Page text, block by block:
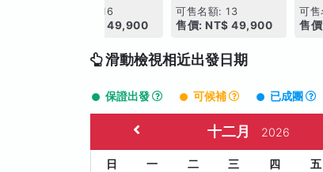
可售名額: 16
售價: NT$ 49,900
可售名額: 13
售價: NT$ 49,900
可
售
滑動檢視相近出發日期
保證出發 可候補 已成團
十二月 2026
日 一 二 三 四 五